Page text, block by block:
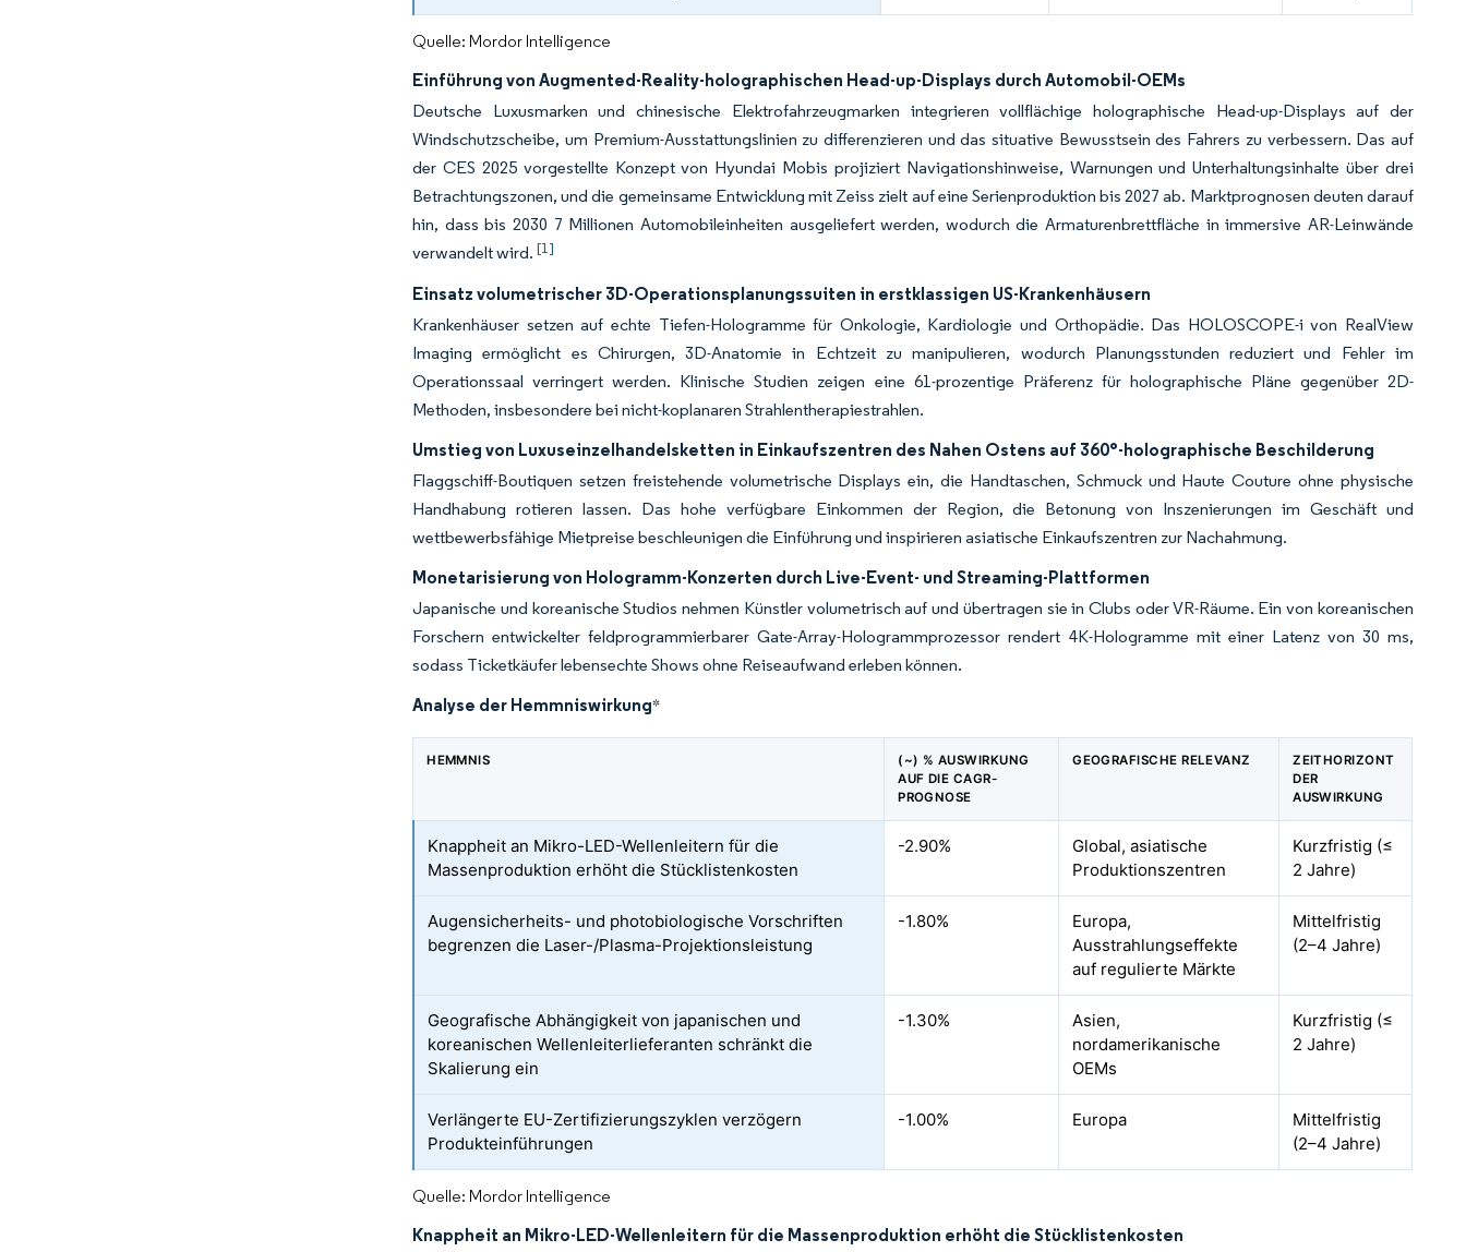
Quelle: Mordor Intelligence
Einführung von Augmented-Reality-holographischen Head-up-Displays durch Automobil-OEMs
Deutsche Luxusmarken und chinesische Elektrofahrzeugmarken integrieren vollflächige holographische Head-up-Displays auf der
Windschutzscheibe, um Premium-Ausstattungslinien zu differenzieren und das situative Bewusstsein des Fahrers zu verbessern. Das auf
der CES 2025 vorgestellte Konzept von Hyundai Mobis projiziert Navigationshinweise, Warnungen und Unterhaltungsinhalte über drei
Betrachtungszonen, und die gemeinsame Entwicklung mit Zeiss zielt auf eine Serienproduktion bis 2027 ab. Marktprognosen deuten darauf
hin, dass bis 2030 7 Millionen Automobileinheiten ausgeliefert werden, wodurch die Armaturenbrettfläche in immersive AR-Leinwände
verwandelt wird.[1]
Einsatz volumetrischer 3D-Operationsplanungssuiten in erstklassigen US-Krankenhäusern
Krankenhäuser setzen auf echte Tiefen-Hologramme für Onkologie, Kardiologie und Orthopädie. Das HOLOSCOPE-i von RealView
Imaging ermöglicht es Chirurgen, 3D-Anatomie in Echtzeit zu manipulieren, wodurch Planungsstunden reduziert und Fehler im
Operationssaal verringert werden. Klinische Studien zeigen eine 61-prozentige Präferenz für holographische Pläne gegenüber 2D-
Methoden, insbesondere bei nicht-koplanaren Strahlentherapiestrahlen.
Umstieg von Luxuseinzelhandelsketten in Einkaufszentren des Nahen Ostens auf 360°-holographische Beschilderung
Flaggschiff-Boutiquen setzen freistehende volumetrische Displays ein, die Handtaschen, Schmuck und Haute Couture ohne physische
Handhabung rotieren lassen. Das hohe verfügbare Einkommen der Region, die Betonung von Inszenierungen im Geschäft und
wettbewerbsfähige Mietpreise beschleunigen die Einführung und inspirieren asiatische Einkaufszentren zur Nachahmung.
Monetarisierung von Hologramm-Konzerten durch Live-Event- und Streaming-Plattformen
Japanische und koreanische Studios nehmen Künstler volumetrisch auf und übertragen sie in Clubs oder VR-Räume. Ein von koreanischen
Forschern entwickelter feldprogrammierbarer Gate-Array-Hologrammprozessor rendert 4K-Hologramme mit einer Latenz von 30 ms,
sodass Ticketkäufer lebensechte Shows ohne Reiseaufwand erleben können.
Analyse der Hemmniswirkung*
HEMMNIS
(~) % AUSWIRKUNG
AUF DIE CAGR-
PROGNOSE
GEOGRAFISCHE RELEVANZ
ZEITHORIZONT
DER
AUSWIRKUNG
Knappheit an Mikro-LED-Wellenleitern für die
Massenproduktion erhöht die Stücklistenkosten
-2.90%
Global, asiatische
Produktionszentren
Kurzfristig (≤
2 Jahre)
Augensicherheits- und photobiologische Vorschriften
begrenzen die Laser-/Plasma-Projektionsleistung
-1.80%
Europa,
Ausstrahlungseffekte
auf regulierte Märkte
Mittelfristig
(2–4 Jahre)
Geografische Abhängigkeit von japanischen und
koreanischen Wellenleiterlieferanten schränkt die
Skalierung ein
-1.30%
Asien,
nordamerikanische
OEMs
Kurzfristig (≤
2 Jahre)
Verlängerte EU-Zertifizierungszyklen verzögern
Produkteinführungen
-1.00% Europa
Mittelfristig
(2–4 Jahre)
Quelle: Mordor Intelligence
Knappheit an Mikro-LED-Wellenleitern für die Massenproduktion erhöht die Stücklistenkosten